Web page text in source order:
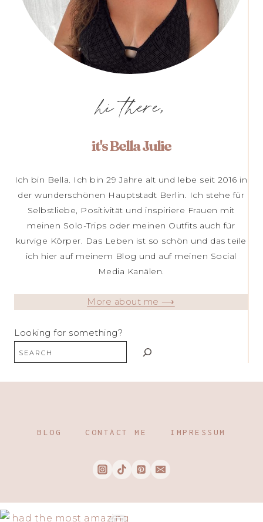
hi there,
it's Bella Julie
Ich bin Bella. Ich bin 29 Jahre alt und lebe seit 2016 in
der wunderschönen Hauptstadt Berlin. Ich stehe für
Selbstliebe, Positivität und inspiriere Frauen mit
meinen Solo-Trips oder meinen Outfits auch für
kurvige Körper. Das Leben ist so schön und das teile
ich hier auf meinem Blog und auf meinen Social
Media Kanälen.
More about me ⟶
Looking for something?
BLOG CONTACT ME IMPRESSUM